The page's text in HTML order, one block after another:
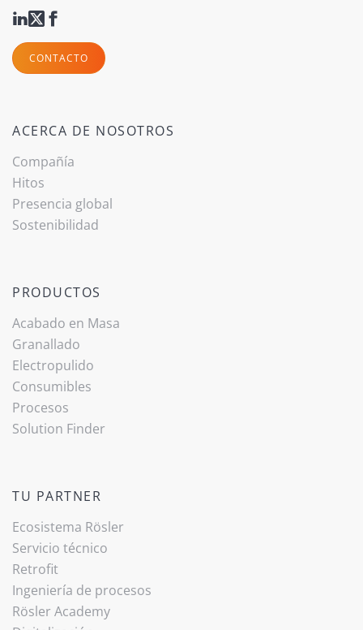
CONTACTO
ACERCA DE NOSOTROS
Compañía
Hitos
Presencia global
Sostenibilidad
PRODUCTOS
Acabado ­en Masa
Granallado
Electropulido
Consumibles
Procesos
Solution Finder
TU PARTNER
Ecosistema Rösler
Servicio técnico
Retrofit
Ingeniería de procesos
Rösler Academy